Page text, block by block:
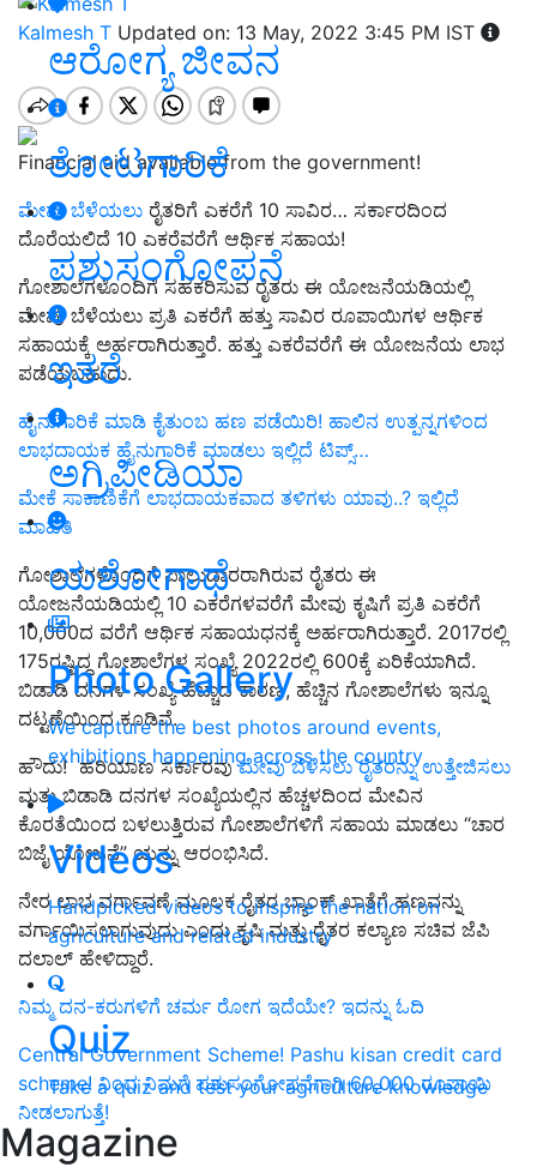
ಆರೋಗ್ಯ ಜೀವನ
ತೋಟಗಾರಿಕೆ
ಪಶುಸಂಗೋಪನೆ
ಇತರೆ
ಅಗ್ರಿಪೀಡಿಯಾ
ಯಶೋಗಾಥೆ
Photo Gallery
We capture the best photos around events,
exhibitions happening across the country
Videos
Handpicked videos to inspire the nation on
agriculture and related industry
Quiz
Take a quiz and test your agriculture knowledge
Magazine
Kalmesh T Updated on: 13 May, 2022 3:45 PM IST
Financial aid available from the government!
ಮೇವು ಬೆಳೆಯಲು ರೈತರಿಗೆ ಎಕರೆಗೆ 10 ಸಾವಿರ… ಸರ್ಕಾರದಿಂದ
ದೊರೆಯಲಿದೆ 10 ಎಕರೆವರೆಗೆ ಆರ್ಥಿಕ ಸಹಾಯ!
ಗೋಶಾಲೆಗಳೊಂದಿಗೆ ಸಹಕರಿಸುವ ರೈತರು ಈ ಯೋಜನೆಯಡಿಯಲ್ಲಿ
ಮೇವು ಬೆಳೆಯಲು ಪ್ರತಿ ಎಕರೆಗೆ ಹತ್ತು ಸಾವಿರ ರೂಪಾಯಿಗಳ ಆರ್ಥಿಕ
ಸಹಾಯಕ್ಕೆ ಅರ್ಹರಾಗಿರುತ್ತಾರೆ. ಹತ್ತು ಎಕರೆವರೆಗೆ ಈ ಯೋಜನೆಯ ಲಾಭ
ಪಡೆಯಬಹುದು.
ಹೈನುಗಾರಿಕೆ ಮಾಡಿ ಕೈತುಂಬ ಹಣ ಪಡೆಯಿರಿ! ಹಾಲಿನ ಉತ್ಪನ್ನಗಳಿಂದ
ಲಾಭದಾಯಕ ಹೈನುಗಾರಿಕೆ ಮಾಡಲು ಇಲ್ಲಿದೆ ಟಿಪ್ಸ್…
ಮೇಕೆ ಸಾಕಾಣಿಕೆಗೆ ಲಾಭದಾಯಕವಾದ ತಳಿಗಳು ಯಾವು..? ಇಲ್ಲಿದೆ
ಮಾಹಿತಿ
ಗೋಶಾಲೆಗಳೊಂದಿಗೆ ಪಾಲುದಾರರಾಗಿರುವ ರೈತರು ಈ
ಯೋಜನೆಯಡಿಯಲ್ಲಿ 10 ಎಕರೆಗಳವರೆಗೆ ಮೇವು ಕೃಷಿಗೆ ಪ್ರತಿ ಎಕರೆಗೆ
10,000ದ ವರೆಗೆ ಆರ್ಥಿಕ ಸಹಾಯಧನಕ್ಕೆ ಅರ್ಹರಾಗಿರುತ್ತಾರೆ. 2017ರಲ್ಲಿ
175ರಷ್ಟಿದ್ದ ಗೋಶಾಲೆಗಳ ಸಂಖ್ಯೆ 2022ರಲ್ಲಿ 600ಕ್ಕೆ ಏರಿಕೆಯಾಗಿದೆ.
ಬಿಡಾಡಿ ದನಗಳ ಸಂಖ್ಯೆ ಹೆಚ್ಚಾದ ಕಾರಣ, ಹೆಚ್ಚಿನ ಗೋಶಾಲೆಗಳು ಇನ್ನೂ
ದಟ್ಟಣೆಯಿಂದ ಕೂಡಿವೆ.
ಹೌದು! ಹರಿಯಾಣ ಸರ್ಕಾರವುಮೇವು ಬೆಳೆಸಲು ರೈತರನ್ನು ಉತ್ತೇಜಿಸಲು
ಮತ್ತು ಬಿಡಾಡಿ ದನಗಳ ಸಂಖ್ಯೆಯಲ್ಲಿನ ಹೆಚ್ಚಳದಿಂದ ಮೇವಿನ
ಕೊರತೆಯಿಂದ ಬಳಲುತ್ತಿರುವ ಗೋಶಾಲೆಗಳಿಗೆ ಸಹಾಯ ಮಾಡಲು “ಚಾರ
ಬಿಜೈ ಯೋಜನೆ” ಯನ್ನು ಆರಂಭಿಸಿದೆ.
ನೇರ ಲಾಭ ವರ್ಗಾವಣೆ ಮೂಲಕ ರೈತರ ಬ್ಯಾಂಕ್ ಖಾತೆಗೆ ಹಣವನ್ನು
ವರ್ಗಾಯಿಸಲಾಗುವುದು ಎಂದು ಕೃಷಿ ಮತ್ತು ರೈತರ ಕಲ್ಯಾಣ ಸಚಿವ ಜೆಪಿ
ದಲಾಲ್ ಹೇಳಿದ್ದಾರೆ.
ನಿಮ್ಮ ದನ-ಕರುಗಳಿಗೆ ಚರ್ಮ ರೋಗ ಇದೆಯೇ? ಇದನ್ನು ಓದಿ
Central Government Scheme! Pashu kisan credit card
scheme! ನಿಂದ ನಿಮಗೆ ಪಶುಸಂಗೋಪನೆಗಾಗಿ 60,000 ರೂಪಾಯಿ
ನೀಡಲಾಗುತ್ತೆ!